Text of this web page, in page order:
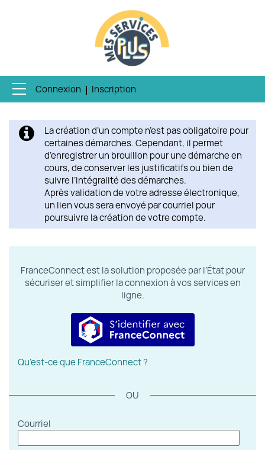
Connexion Inscription
Ouvrir le menu
MES DEMANDES
MON PROFIL
ENQUÊTE QUALITÉ
La création d’un compte n’est pas obligatoire pour
certaines démarches. Cependant, il permet
d’enregistrer un brouillon pour une démarche en
cours, de conserver les justificatifs ou bien de
suivre l’intégralité des démarches.
Après validation de votre adresse électronique,
un lien vous sera envoyé par courriel pour
poursuivre la création de votre compte.
FranceConnect est la solution proposée par l’État pour
sécuriser et simplifier la connexion à vos services en
ligne.
S’identifier avec FranceConnect
Qu’est-ce que FranceConnect ?
Courriel